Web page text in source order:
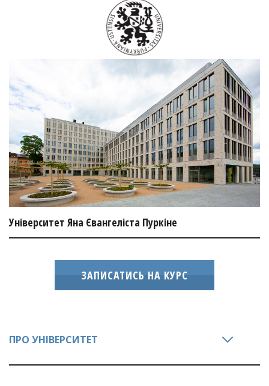
Університет Яна Євангеліста Пуркіне
ЗАПИСАТИСЬ НА КУРС
ПРО УНІВЕРСИТЕТ